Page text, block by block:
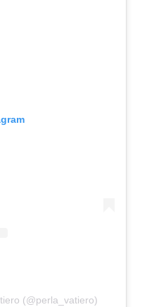
(@perla_vatiero)